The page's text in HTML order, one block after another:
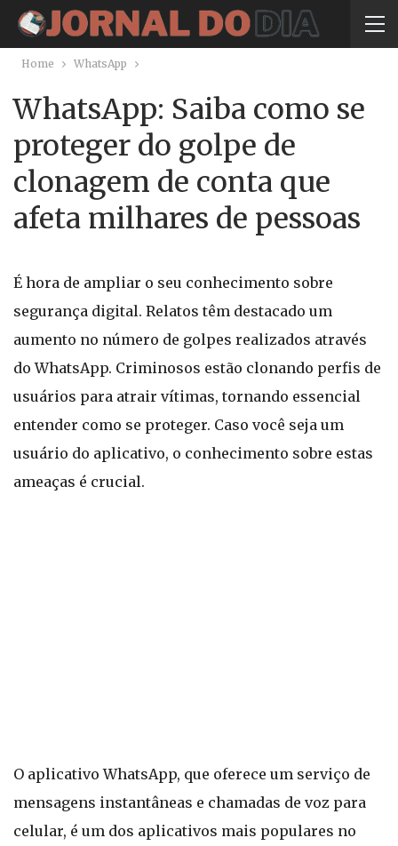
Home WhatsApp
WhatsApp: Saiba como se
proteger do golpe de
clonagem de conta que
afeta milhares de pessoas
É hora de ampliar o seu conhecimento sobre
segurança digital. Relatos têm destacado um
aumento no número de golpes realizados através
do WhatsApp. Criminosos estão clonando perfis de
usuários para atrair vítimas, tornando essencial
entender como se proteger. Caso você seja um
usuário do aplicativo, o conhecimento sobre estas
ameaças é crucial.
O aplicativo WhatsApp, que oferece um serviço de
mensagens instantâneas e chamadas de voz para
celular, é um dos aplicativos mais populares no